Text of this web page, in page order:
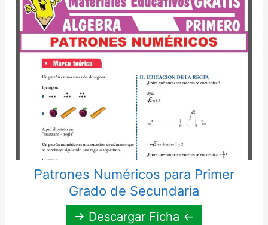
Patrones Numéricos para Primer
Grado de Secundaria
→ Descargar Ficha ←